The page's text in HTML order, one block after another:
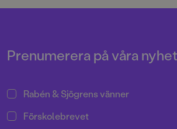
näringar.
Halvan har
Prenumerera på våra
Rabén & Sjögrens vänner
Förskolebrevet